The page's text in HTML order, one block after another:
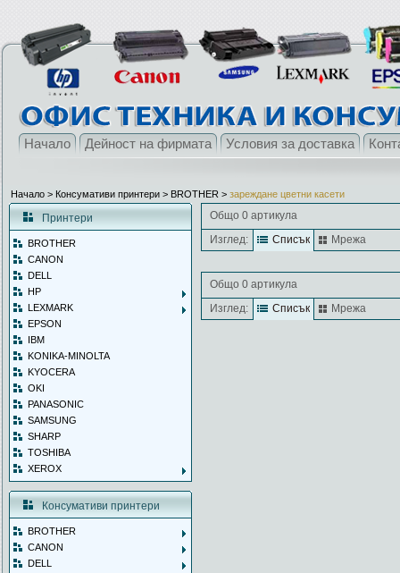
Начало Дейност на фирмата Условия за доставка
Начало > Консумативи принтери > BROTHER > зареждане цветни касети
Принтери
BROTHER
CANON
DELL
HP
LEXMARK
EPSON
IBM
KONIKA-MINOLTA
KYOCERA
OKI
PANASONIC
SAMSUNG
SHARP
TOSHIBA
XEROX
Консумативи принтери
BROTHER
CANON
DELL
Общо 0 артикула
Изглед:
Списък Мрежа
Общо 0 артикула
Изглед:
Списък Мрежа